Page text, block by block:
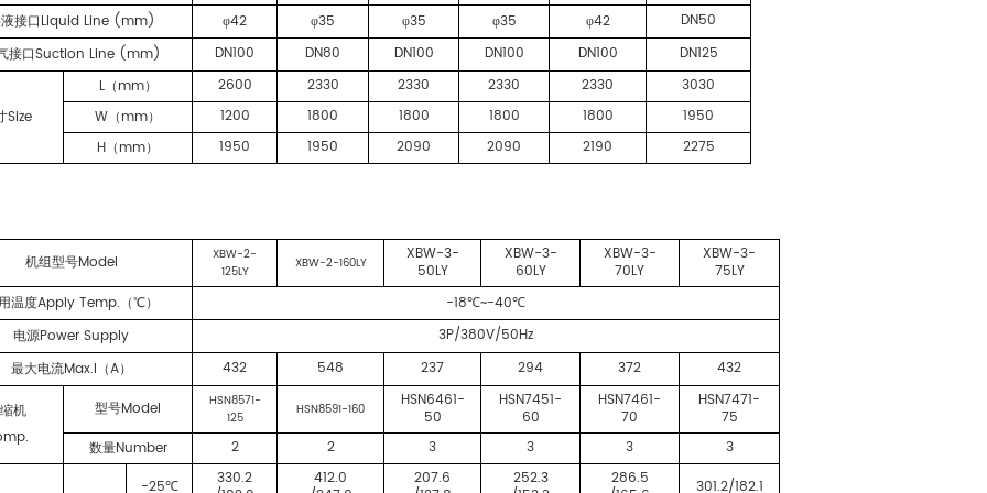
接口 Liquid Line (mm) φ42 φ35 φ35 φ35 φ42 DN50
接口Suction Line (mm) DN100 DN80 DN100 DN100 DN100 DN125
Size
L（ mm） 2600 2330 2330 2330 2330
3030
W （ mm） 1200 1800 1800 1800 1800
1950
H （ mm） 1950 1950 2090 2090 2190 2275
机组型号Model
XBW-2-
125LY
XBW-2-160LY
XBW-3-
50LY
XBW-3-
60LY
XBW-3-
70LY
XBW-3-
75LY
温度Apply Temp. （℃） -18℃~-40℃
电源Power Supply 3P/380V/50Hz
最大电流Max.I （A） 432 548 237 294 372 432
机 型号Model
HSN8571-
125
HSN8591-160
HSN6461-
50
HSN7451-
60
HSN7461-
70
HSN7471-
75
数量Number 2 2 3 3 3
3
-25℃
330.2
412.0
207.6
252.3
286.5
301.2/182.1